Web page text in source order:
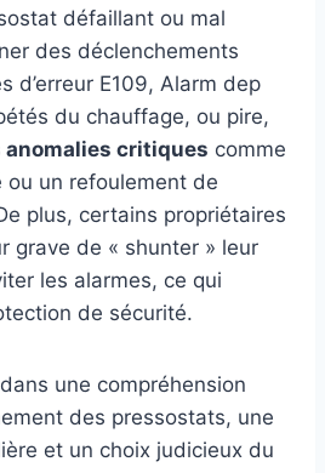
défaillant ou mal
des déclenchements
d’erreur E109, Alarm dep
du chauffage, ou pire,
anomalies critiques comme
ou un refoulement de
plus, certains propriétaires
grave de « shunter » leur
les alarmes, ce qui
de sécurité.
une compréhension
des pressostats, une
et un choix judicieux du